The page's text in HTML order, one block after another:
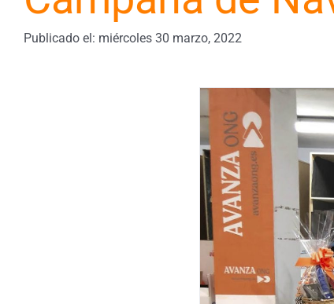
Publicado el: miércoles 30 marzo, 2022